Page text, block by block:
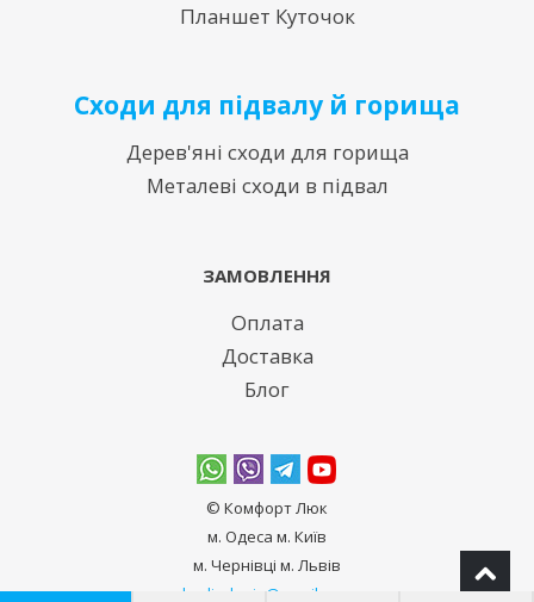
Планшет Куточок
Сходи для підвалу й горища
Дерев'яні сходи для горища
Металеві сходи в підвал
ЗАМОВЛЕННЯ
Оплата
Доставка
Блог
© Комфорт Люк
м. Одеса м. Київ
м. Чернівці м. Львів
bodiadeeja@gmail.com